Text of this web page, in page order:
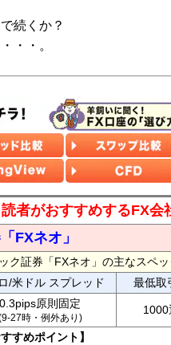
続くか？
・・。
者がおすすめするFX会
FXネオ」
ク証券「FXネオ」の主なスペッ
/米ドル スプレッド 最低取
0.3pips原則固定
27時・例外あり)
1000
すめポイント】